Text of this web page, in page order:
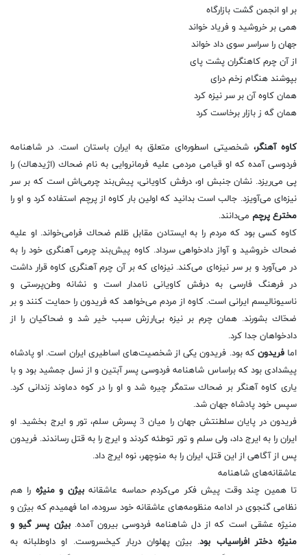
بر او انجمن گشت بازارگاه
همی بر خروشید و فریاد خواند
جهان را سراسر سوی داد خواند
از آن چرم كاهنگران پشت پای
بپوشند هنگام زخم درای
همان كاوه آن بر سر نیزه كرد
همان گه ز بازار برخاست كرد
كاوه آهنگر، شخصیتی اسطوره‌ای متعلق به ایران باستان است. در شاهنامه
فردوسی آمده كه او قیامی مردمی علیه فرمانروایی به نام ضحاك (اژیدهاك) را
پی می‌ریزد. نشان جنبش او، درفش كاویانی، پیش‌بند چرمی‌اش است كه بر سر
نیزه‌ای می‌آویزد. جالب است بدانید كه اولین بار كاوه از پرچم استفاده كرد و او را
مخترع پرچم می‌دانند.
كاوه كسی بود كه مردم را به ایستادن مقابل ظلم ضحاك فرامی‌خواند. او علیه
ضحاك خروشید و آواز دادخواهی سرداد. كاوه پیش‌بند چرمی آهنگری خود را به
در می‌آورد و بر سر نیزه‌ای می‌كند. نیزه‌ای كه بر آن چرم آهنگری كاوه قرار داشت
در فرهنگ فارسی به درفش كاویانی نامدار است و نشانه وطن‌پرستی و
ناسیونالیسم ایرانی است. كاوه از مردم می‌خواهد كه فریدون را حمایت كنند و بر
ضحّاك بشورند. همان چرم بر نیزه بی‌ارزش سبب خیر شد و ضحاكیان را از
دادخواهان جدا كرد.
امافریدونكه بود. فریدون یكی از شخصیت‌های اساطیری ایران است. او پادشاه
پیشدادی بود كه براساس شاهنامه فردوسی پسر آبتین و از نسل جمشید بود و با
یاری كاوه آهنگر بر ضحاك ستمگر چیره شد و او را در كوه دماوند زندانی كرد.
سپس خود پادشاه جهان شد.
فریدون در پایان سلطنتش جهان را میان 3 پسرش سلم، تور و ایرج بخشید. او
ایران را به ایرج داد، ولی سلم و تور توطئه كردند و ایرج را به قتل رساندند. فریدون
پس از آگاهی از این قتل، ایران را به منوچهر، نوه ایرج داد.
عاشقانه‌های شاهنامه
تا همین ‌چند وقت پیش فكر می‌كردم حماسه‌ عاشقانه‌بیژن و منیژه را هم
نظامی گنجوی در ادامه‌ منظومه‌های عاشقانه‌ خود سروده، اما فهمیدم كه بیژن و
منیژه عشقی است كه از دل شاهنامه‌ فردوسی بیرون آمده.بیژن پسر گیو و
منیژه دختر افراسیاب بود. بیژن پهلوان دربار كیخسروست. او داوطلبانه به